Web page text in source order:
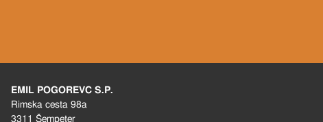
EMIL POGOREVC S.P.
Rimska cesta 98a
3311 Šempeter